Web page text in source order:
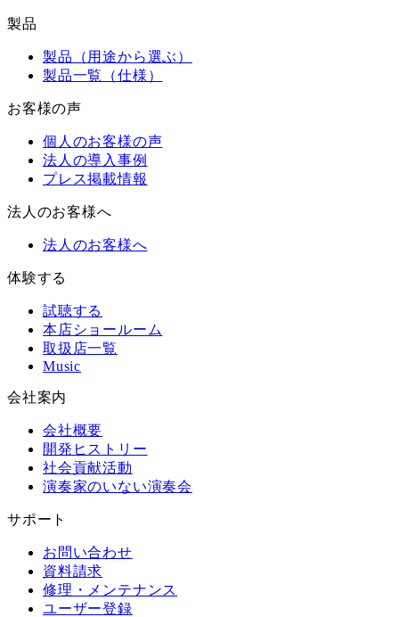
製品
製品（用途から選ぶ）
製品一覧（仕様）
お客様の声
個人のお客様の声
法人の導入事例
プレス掲載情報
法人のお客様へ
法人のお客様へ
体験する
試聴する
本店ショールーム
取扱店一覧
Music
会社案内
会社概要
開発ヒストリー
社会貢献活動
演奏家のいない演奏会
サポート
お問い合わせ
資料請求
修理・メンテナンス
ユーザー登録